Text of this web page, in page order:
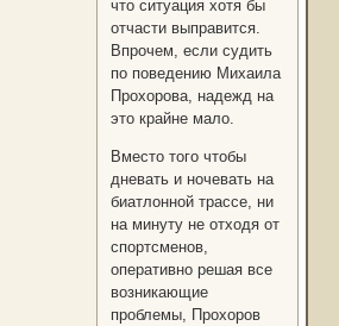
что ситуация хотя бы
отчасти выправится.
Впрочем, если судить
по поведению Михаила
Прохорова, надежд на
это крайне мало.
Вместо того чтобы
дневать и ночевать на
биатлонной трассе, ни
на минуту не отходя от
спортсменов,
оперативно решая все
возникающие
проблемы, Прохоров